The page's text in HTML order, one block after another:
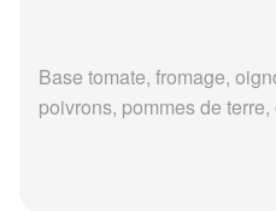
Base tomate, fromage,
poivrons, pommes de